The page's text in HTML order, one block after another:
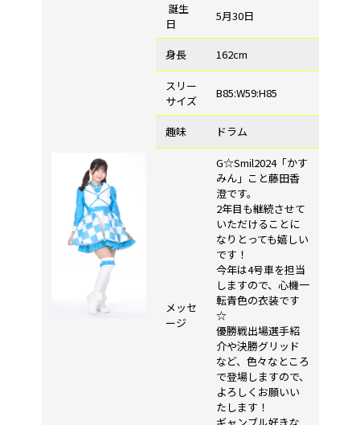
誕生
日
5月30日
身長 162cm
スリー
サイズ
B85:W59:H85
趣味 ドラム
メッセ
ージ
G☆Smil2024「かす
みん」こと藤田香
澄です。
2年目も継続させて
いただけることに
なりとっても嬉しい
です！
今年は4号車を担当
しますので、心機一
転青色の衣装です
☆
優勝戦出場選手紹
介や決勝グリッド
など、色々なところ
で登場しますので、
よろしくお願いい
たします！